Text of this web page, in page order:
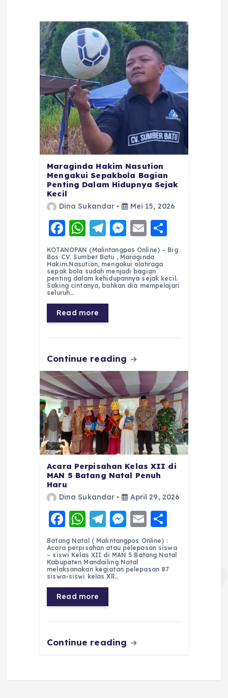
Maraginda Hakim Nasution
Mengakui Sepakbola Bagian
Penting Dalam Hidupnya Sejak
Kecil
Dina Sukandar Mei 15, 2026
F
a
c
e
b
o
o
k
W
h
a
ts
A
p
p
T
el
e
g
r
a
m
M
e
ss
e
n
E
m
ai
l
h
a
re
KOTANOPAN (Malintangpos Online) – Big
Bos CV. Sumber Batu , Maraginda
Hakim.Nasution, mengakui olahraga
sepak bola sudah menjadi bagian
penting dalam kehidupannya sejak kecil.
Saking cintanya, bahkan dia mempelajari
seluruh…
Read more
Continue reading
Acara Perpisahan Kelas XII di
MAN 5 Batang Natal Penuh
Haru
Dina Sukandar April 29, 2026
F
a
c
e
b
o
o
W
h
a
ts
A
p
p
T
el
e
g
r
m
M
e
ss
e
er
E
m
ai
l
h
a
re
Batang Natal ( Malintangpos Online) :
Acara perpisahan atau pelepasan siswa
– siswi Kelas XII di MAN 5 Batang Natal
Kabupaten Mandailing Natal
melaksanakan kegiatan pelepasan 87
siswa-siswi kelas Xll…
Read more
Continue reading